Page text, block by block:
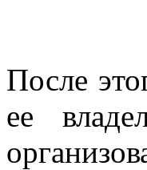
После
ее